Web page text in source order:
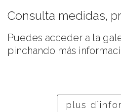
Consulta medidas,
Puedes acceder a la
pinchando más
plus